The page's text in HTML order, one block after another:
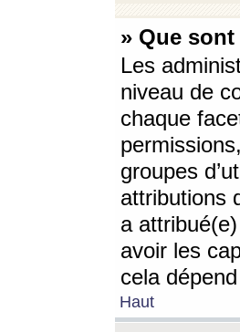
» Que
Les
niveau de
chaque
groupes
attributions
a
avoir les
cela
Haut